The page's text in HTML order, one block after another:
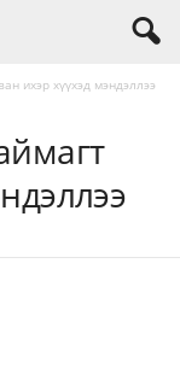
ихэр хүүхэд мэндэллээ